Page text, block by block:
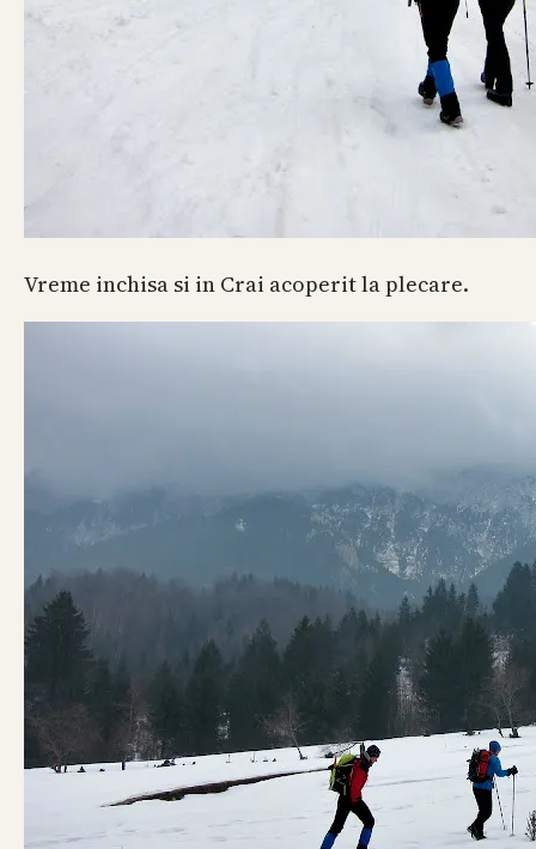
Vreme inchisa si in Crai acoperit la plecare.